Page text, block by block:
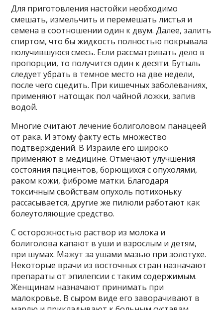
Для приготовления настойки необходимо
смешать, измельчить и перемешать листья и
семена в соотношении один к двум. Далее, залить
спиртом, что бы жидкость полностью покрывала
получившуюся смесь. Если рассматривать дело в
пропорции, то получится один к десяти. Бутыль
следует убрать в темное место на две недели,
после чего сцедить. При кишечных заболеваниях,
применяют натощак пол чайной ложки, запив
водой.
Многие считают лечение болиголовом панацеей
от рака. И этому факту есть множество
подтверждений. В Израиле его широко
применяют в медицине. Отмечают улучшения
состояния пациентов, борющихся с опухолями,
раком кожи, фиброме матки. Благодаря
токсичным свойствам опухоль потихоньку
рассасывается, другие же пилюли работают как
болеутоляющие средство.
С осторожностью раствор из молока и
болиголова капают в уши и взрослым и детям,
при шумах. Мажут за ушами мазью при золотухе.
Некоторые врачи из восточных стран назначают
препараты от эпилепсии с таким содержимым.
Женщинам назначают принимать при
малокровье. В сыром виде его заворачивают в